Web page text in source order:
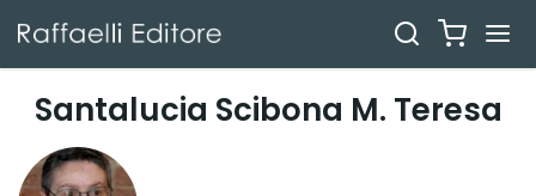
Santalucia Scibona M. Teresa